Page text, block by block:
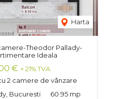
Harta
Theodor Pallady-
Ideala
€ + 21% TVA
2 camere de vânzare
Bucuresti
60.95 mp